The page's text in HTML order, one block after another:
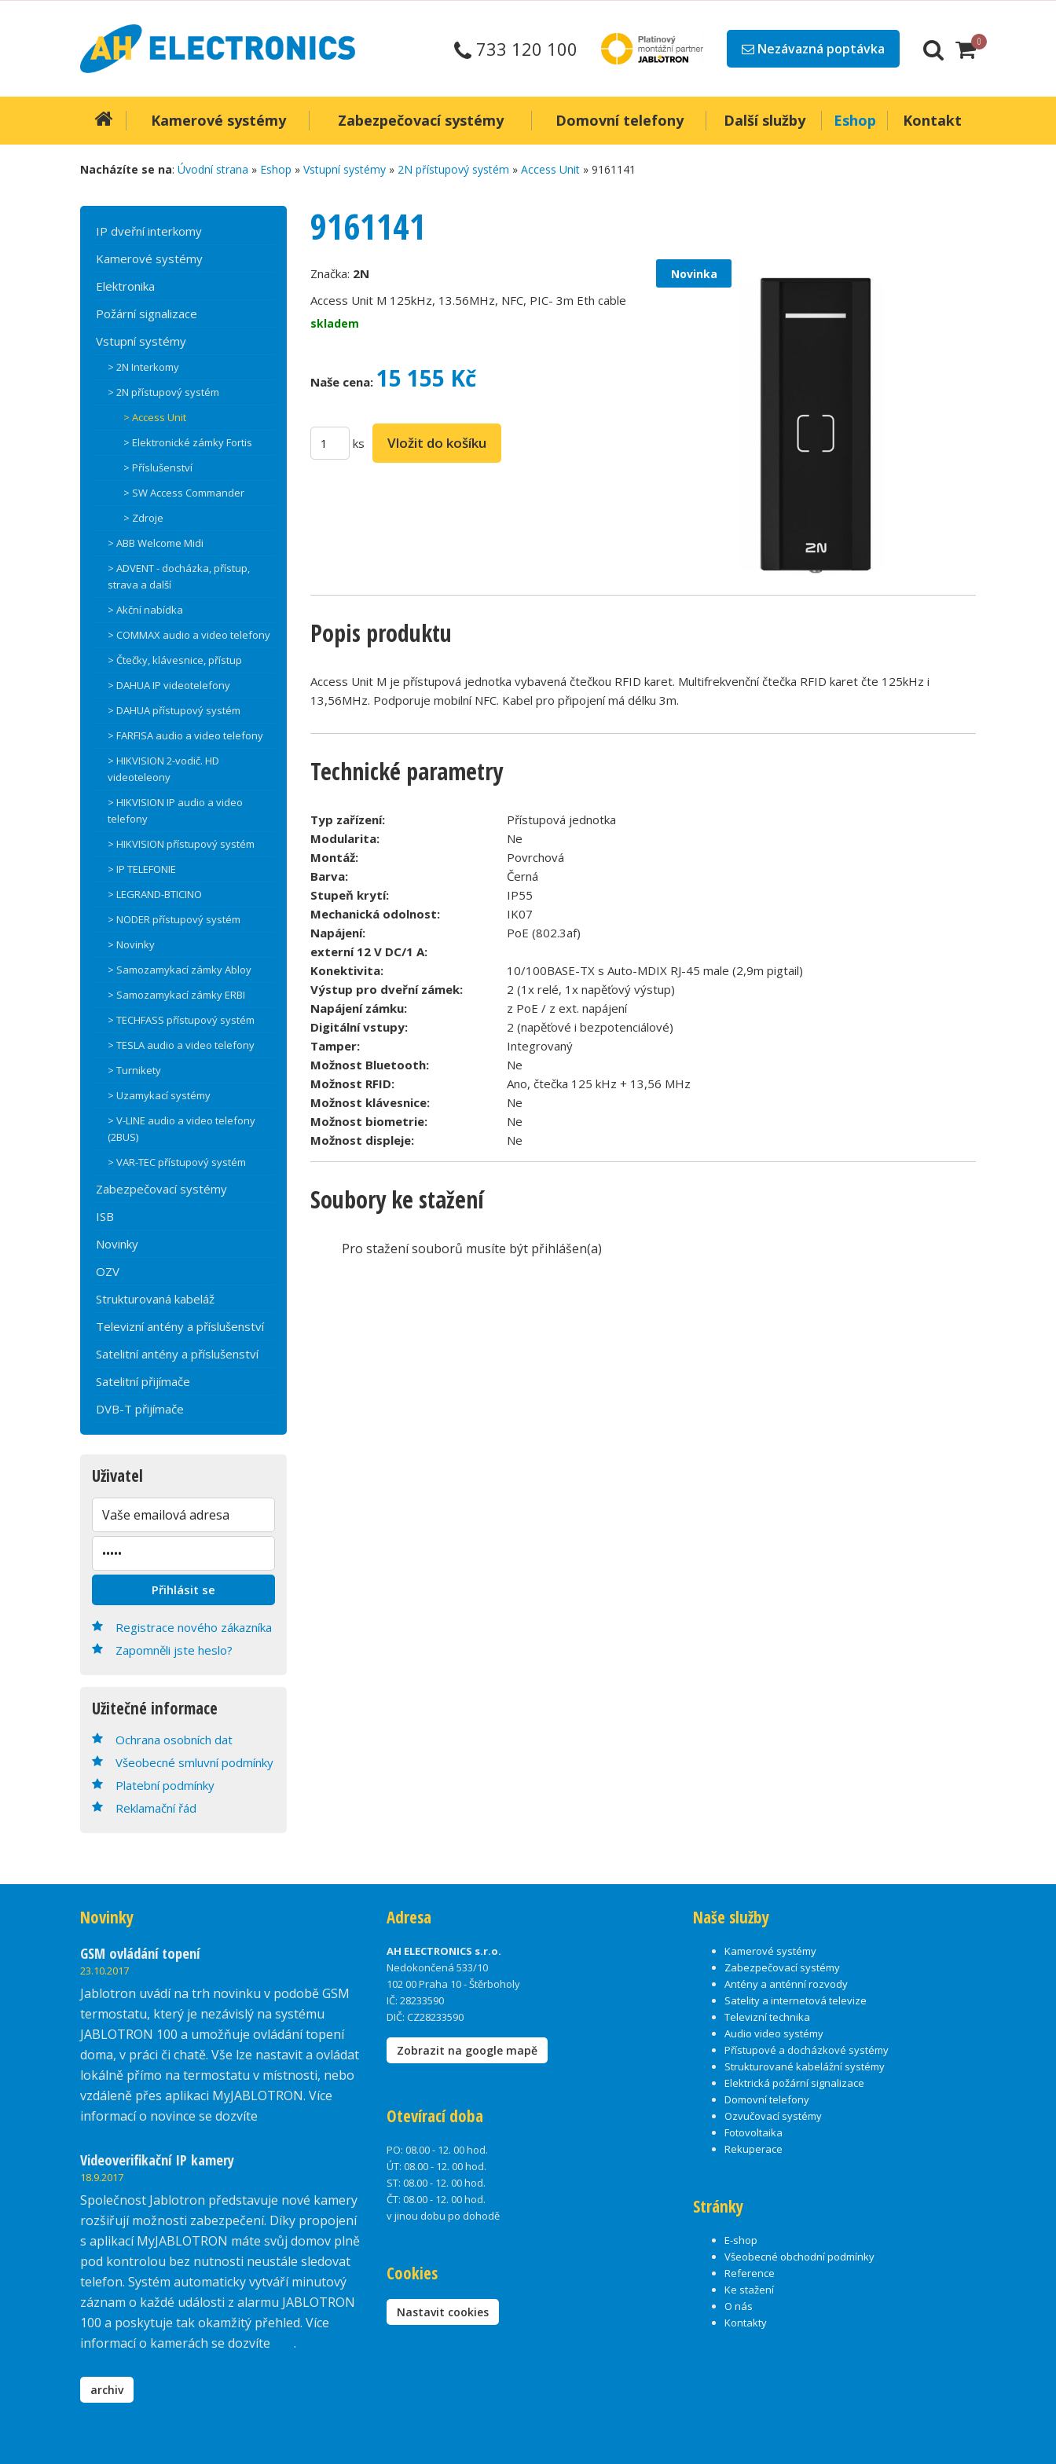
733 120 100 Nezávazná poptávka 0
Kamerové systémy Zabezpečovací systémy Domovní telefony Další služby Eshop Kontakt
Nacházíte se na: Úvodní strana » Eshop » Vstupní systémy » 2N přístupový systém » Access Unit » 9161141
IP dveřní interkomy
Kamerové systémy
Elektronika
Požární signalizace
Vstupní systémy
> 2N Interkomy
> 2N přístupový systém
> Access Unit
> Elektronické zámky Fortis
> Příslušenství
> SW Access Commander
> Zdroje
> ABB Welcome Midi
> ADVENT - docházka, přístup,
strava a další
> Akční nabídka
> COMMAX audio a video telefony
> Čtečky, klávesnice, přístup
> DAHUA IP videotelefony
> DAHUA přístupový systém
> FARFISA audio a video telefony
> HIKVISION 2-vodič. HD
videoteleony
> HIKVISION IP audio a video
telefony
> HIKVISION přístupový systém
> IP TELEFONIE
> LEGRAND-BTICINO
> NODER přístupový systém
> Novinky
> Samozamykací zámky Abloy
> Samozamykací zámky ERBI
> TECHFASS přístupový systém
> TESLA audio a video telefony
> Turnikety
> Uzamykací systémy
> V-LINE audio a video telefony
(2BUS)
> VAR-TEC přístupový systém
Zabezpečovací systémy
ISB
Novinky
OZV
Strukturovaná kabeláž
Televizní antény a příslušenství
Satelitní antény a příslušenství
Satelitní přijímače
DVB-T přijímače
Uživatel
Registrace nového zákazníka
Zapomněli jste heslo?
Užitečné informace
Ochrana osobních dat
Všeobecné smluvní podmínky
Platební podmínky
Reklamační řád
9161141
Značka: 2N
Access Unit M 125kHz, 13.56MHz, NFC, PIC- 3m Eth cable
skladem
Naše cena: 15 155 Kč
ks
Novinka
Popis produktu
Access Unit M je přístupová jednotka vybavená čtečkou RFID karet. Multifrekvenční čtečka RFID karet čte 125kHz i
13,56MHz. Podporuje mobilní NFC. Kabel pro připojení má délku 3m.
Technické parametry
Typ zařízení:
Přístupová jednotka
Modularita:
Ne
Montáž:
Povrchová
Barva:
Černá
Stupeň krytí:
IP55
Mechanická odolnost:
IK07
Napájení:
PoE (802.3af)
externí 12 V DC/1 A:
Konektivita:
10/100BASE-TX s Auto-MDIX RJ-45 male (2,9m pigtail)
Výstup pro dveřní zámek:
2 (1x relé, 1x napěťový výstup)
Napájení zámku:
z PoE / z ext. napájení
Digitální vstupy:
2 (napěťové i bezpotenciálové)
Tamper:
Integrovaný
Možnost Bluetooth:
Ne
Možnost RFID:
Ano, čtečka 125 kHz + 13,56 MHz
Možnost klávesnice:
Ne
Možnost biometrie:
Ne
Možnost displeje:
Ne
Soubory ke stažení
Pro stažení souborů musíte být přihlášen(a)
Novinky
GSM ovládání topení
23.10.2017
Jablotron uvádí na trh novinku v podobě GSM
termostatu, který je nezávislý na systému
JABLOTRON 100 a umožňuje ovládání topení
doma, v práci či chatě. Vše lze nastavit a ovládat
lokálně přímo na termostatu v místnosti, nebo
vzdáleně přes aplikaci MyJABLOTRON. Více
informací o novince se dozvíte
Videoverifikační IP kamery
18.9.2017
Společnost Jablotron představuje nové kamery
rozšiřují možnosti zabezpečení. Díky propojení
s aplikací MyJABLOTRON máte svůj domov plně
pod kontrolou bez nutnosti neustále sledovat
telefon. Systém automaticky vytváří minutový
záznam o každé události z alarmu JABLOTRON
100 a poskytuje tak okamžitý přehled. Více
informací o kamerách se dozvíte
.
archiv
Adresa
AH ELECTRONICS s.r.o.
Nedokončená 533/10
102 00 Praha 10 - Štěrboholy
IČ: 28233590
DIČ: CZ28233590
Zobrazit na google mapě
Otevírací doba
PO: 08.00 - 12. 00 hod.
ÚT: 08.00 - 12. 00 hod.
ST: 08.00 - 12. 00 hod.
ČT: 08.00 - 12. 00 hod.
v jinou dobu po dohodě
Cookies
Nastavit cookies
Naše služby
Kamerové systémy
Zabezpečovací systémy
Antény a anténní rozvody
Satelity a internetová televize
Televizní technika
Audio video systémy
Přístupové a docházkové systémy
Strukturované kabelážní systémy
Elektrická požární signalizace
Domovní telefony
Ozvučovací systémy
Fotovoltaika
Rekuperace
Stránky
E-shop
Všeobecné obchodní podmínky
Reference
Ke stažení
O nás
Kontakty